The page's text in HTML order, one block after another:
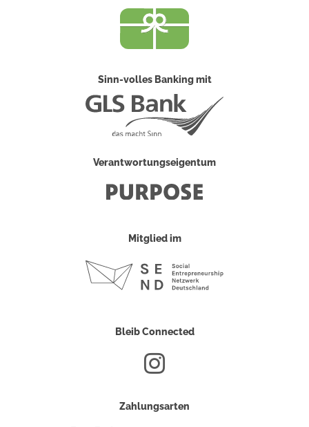
Sinn-volles Banking mit
Verantwortungseigentum
Mitglied im
Bleib Connected
Zahlungsarten